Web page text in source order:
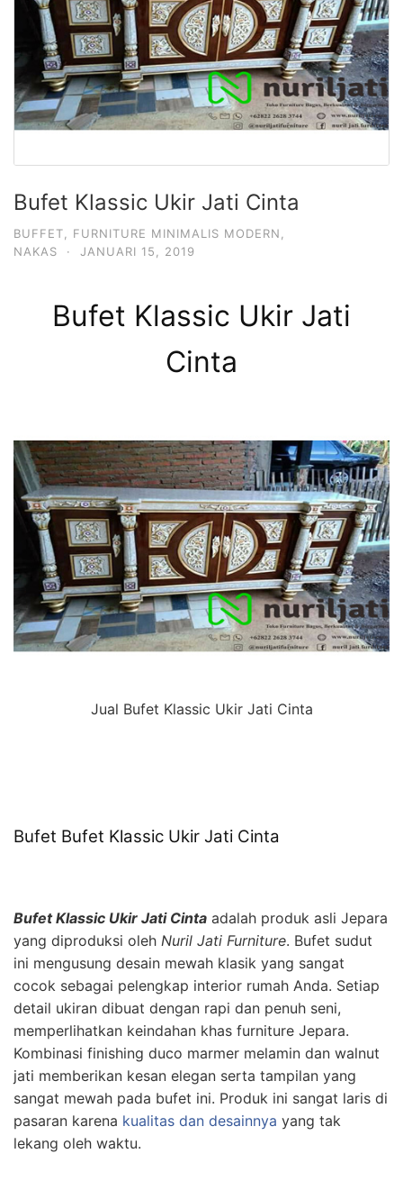
Bufet Klassic Ukir Jati Cinta
BUFFET FURNITURE MINIMALIS MODERN
NAKAS
· JANUARI 15, 2019
Bufet Klassic Ukir Jati
Cinta
Jual Bufet Klassic Ukir Jati Cinta
Bufet Bufet Klassic Ukir Jati Cinta
Bufet Klassic Ukir Jati Cinta adalah produk asli Jepara
yang diproduksi oleh Nuril Jati Furniture. Bufet sudut
ini mengusung desain mewah klasik yang sangat
cocok sebagai pelengkap interior rumah Anda. Setiap
detail ukiran dibuat dengan rapi dan penuh seni,
memperlihatkan keindahan khas furniture Jepara.
Kombinasi finishing duco marmer melamin dan walnut
jati memberikan kesan elegan serta tampilan yang
sangat mewah pada bufet ini. Produk ini sangat laris di
pasaran karena kualitas dan desainnya yang tak
lekang oleh waktu.